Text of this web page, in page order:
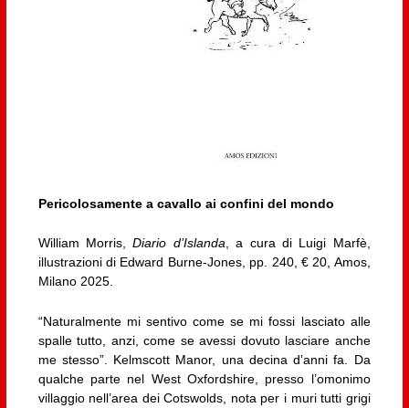
Pericolosamente a cavallo ai confini del mondo
William Morris,Diario d’Islanda, a cura di Luigi Marfè,
illustrazioni di Edward Burne-Jones, pp. 240, € 20, Amos,
Milano 2025.
“Naturalmente mi sentivo come se mi fossi lasciato alle
spalle tutto, anzi, come se avessi dovuto lasciare anche
me stesso”. Kelmscott Manor, una decina d’anni fa. Da
qualche parte nel West Oxfordshire, presso l’omonimo
villaggio nell’area dei Cotswolds, nota per i muri tutti grigi